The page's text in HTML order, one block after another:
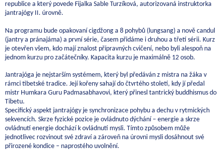
republice a který povede Fijalka Sable Turzíková, autorizovaná instruktorka
jantrajógy II. úrovně.
Na programu bude opakovaní cigdžong a 8 pohybů (lungsang) a nově candul
(jantry a pránajáma) a první série, časem přidáme i druhou a třetí sérii. Kurz
je otevřen všem, kdo mají znalost přípravných cvičení, nebo byli alespoň na
jednom kurzu pro začátečníky. Kapacita kurzu je maximálně 12 osob.
Jantrajóga je nejstarším systémem, který byl předáván z mistra na žáka v
rámci tibetské tradice. Její kořeny sahají do čtvrtého století, kdy jí předal
mistr Humkara Guru Padmasabhavovi, který přinesl tantrický buddhismus do
Tibetu.
Specifický aspekt jantrajógy je synchronizace pohybu a dechu v rytmických
sekvencích. Skrze fyzické pozice je ovládnuto dýchání – energie a skrze
ovládnutí energie dochází k ovládnutí mysli. Tímto způsobem může
jednotlivec rozvinout své zdraví a zároveň na úrovni mysli dosáhnout své
přirozené kondice – naprostého uvolnění.